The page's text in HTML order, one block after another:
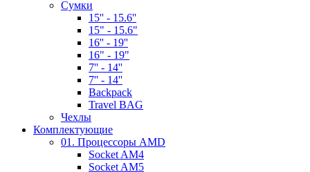
Сумки
15'' - 15.6''
15" - 15.6"
16'' - 19''
16" - 19"
7'' - 14''
7'' - 14''
Backpack
Travel BAG
Чехлы
Комплектующие
01. Процессоры AMD
Socket AM4
Socket AM5